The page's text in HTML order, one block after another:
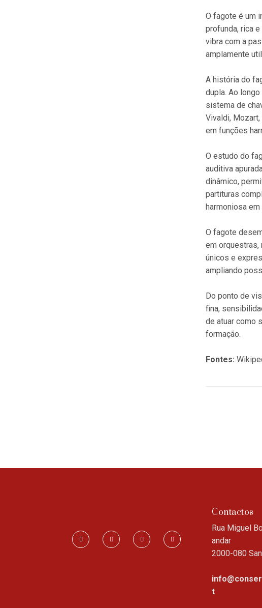
O fagote é um
profunda, rica
vibra com a
amplamente
A história do
dupla. Ao
sistema de
Vivaldi,
em funções
O estudo do
auditiva
dinâmico,
partituras
harmoniosa
O fagote
em orquestras,
únicos e
ampliando
Do ponto de
fina,
de atuar como
formação.
Fontes:
Contactos
Rua Miguel
andar
2000-080
t